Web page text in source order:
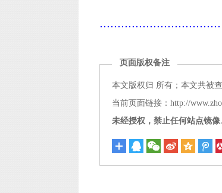
页面版权备注
本文版权归 所有；本文共被查
当前页面链接：http://
未经授权，禁止任何站点镜